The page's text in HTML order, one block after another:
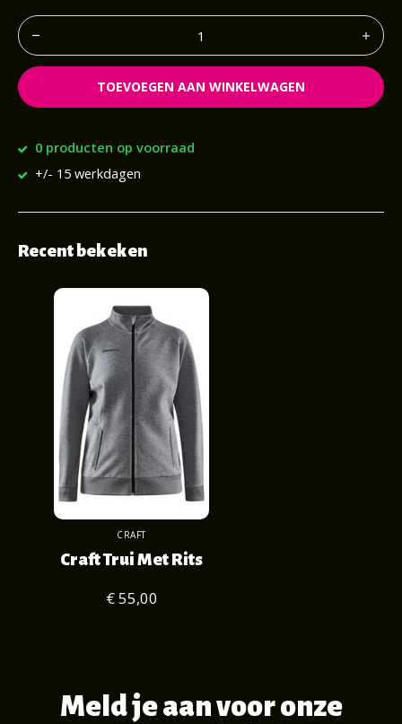
TOEVOEGEN AAN WINKELWAGEN
0 producten op voorraad
+/- 15 werkdagen
Recent bekeken
CRAFT
Craft Trui Met Rits
€ 55,00
Meld je aan voor onze